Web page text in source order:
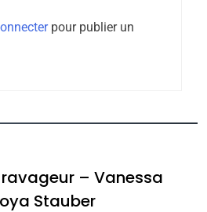
pour publier un
ravageur – Vanessa
Stauber
Dvir
Hadida